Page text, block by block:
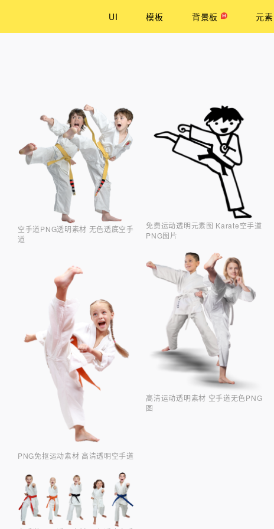
UI 模板 背景板 元素
空手道PNG透明素材 无色透底空手
道
PNG免抠运动素材 高清透明空手道
免费运动透明元素图 Karate空手道
PNG图片
高清运动透明素材 空手道无色PNG
图